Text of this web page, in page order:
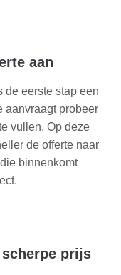
aan
de eerste stap een
aanvraagt probeer
vullen. Op deze
de offerte naar
binnenkomt
prijs